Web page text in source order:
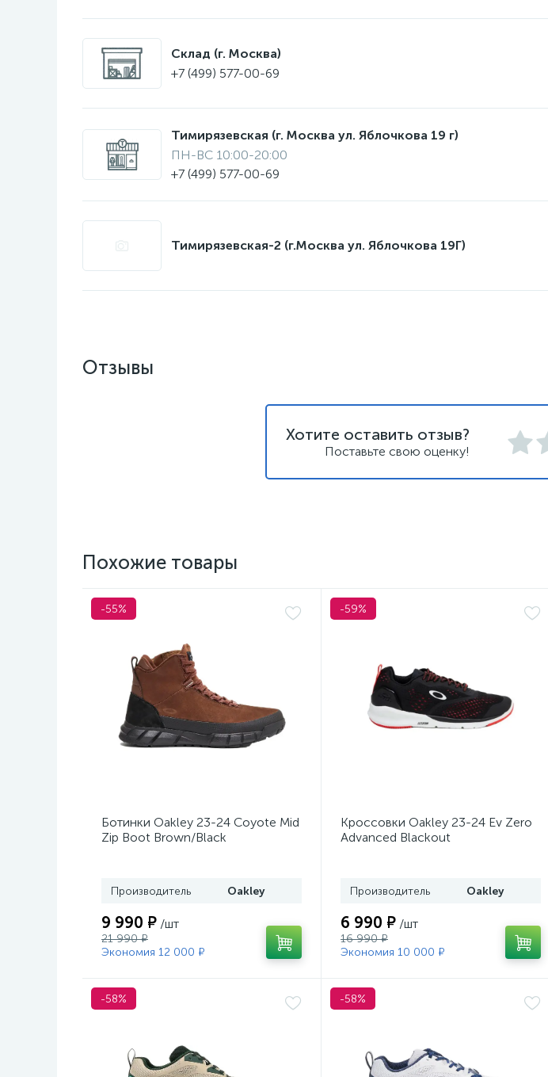
Склад (г. Москва)
+7 (499) 577-00-69
Тимирязевская (г. Москва ул. Яблочкова 19 г)
ПН-ВС 10:00-20:00
+7 (499) 577-00-69
Тимирязевская-2 (г.Москва ул. Яблочкова 19Г)
Отзывы
Хотите оставить отзыв?
Поставьте свою оценку!
Похожие товары
-55%
Ботинки Oakley 23-24 Coyote Mid
Zip Boot Brown/Black
Производитель Oakley
9 990 ₽ /шт
21 990 ₽
Экономия 12 000 ₽
-59%
Кроссовки Oakley 23-24 Ev Zero
Advanced Blackout
Производитель Oakley
6 990 ₽ /шт
16 990 ₽
Экономия 10 000 ₽
-58% -58%